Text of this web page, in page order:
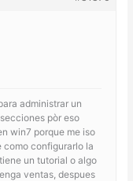
administrar un
pòr eso
win7 porque me iso
como configurarlo la
un tutorial o algo
ventas, despues